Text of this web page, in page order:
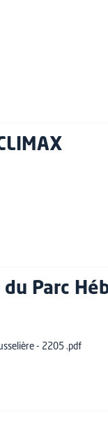
Parc
- 2205 .pdf